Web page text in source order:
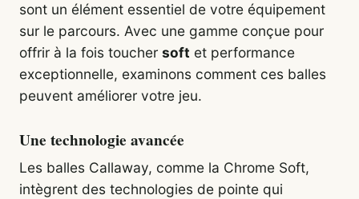
sont un élément essentiel de votre équipement
sur le parcours. Avec une gamme conçue pour
offrir à la fois toucher soft et performance
exceptionnelle, examinons comment ces balles
peuvent améliorer votre jeu.
Une technologie avancée
Les balles Callaway, comme la Chrome Soft,
intègrent des technologies de pointe qui